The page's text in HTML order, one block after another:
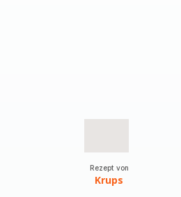
Rezept von
Krups